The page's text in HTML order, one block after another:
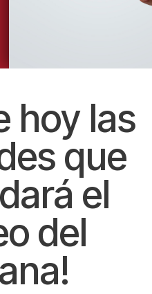
hoy las
que
el
del